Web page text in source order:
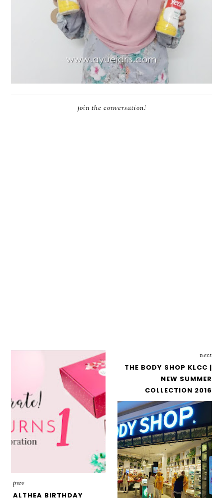
join the conversation!
prev
ALTHEA BIRTHDAY
next
THE BODY SHOP KLCC |
NEW SUMMER
COLLECTION 2016